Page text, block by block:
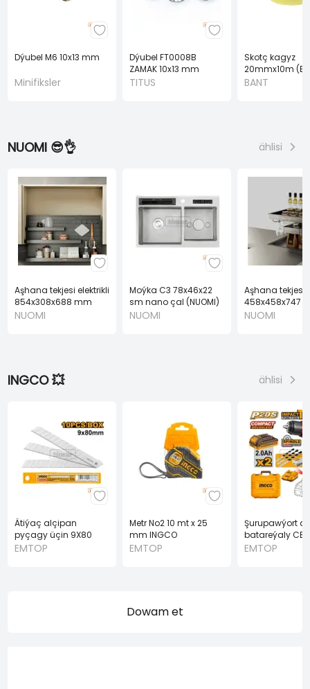
Dýubel M6 10x13 mm
Minifiksler
Dýubel FT0008B
ZAMAK 10x13 mm
(TITUS)
TITUS
Skotç kagyz
20mmx10m
BANT
NUOMI 😎👌 ählisi
Aşhana tekjesi elektrikli
854x308x688 mm
(NUOMI)
NUOMI
Moýka C3 78x46x22
sm nano çal (NUOMI)
NUOMI
Aşhana tekjesi
458x458x747
(NUOMI)
NUOMI
INGCO 💥 ählisi
Ätiýaç alçipan
pyçagy üçin 9X80
mm 10 sany (INGCO)
EMTOP
Metr No2 10 mt x 25
mm INGCO
EMTOP
Şurupawýort
batareýaly
2.0Ah 2PES
EMTOP
Dowam et